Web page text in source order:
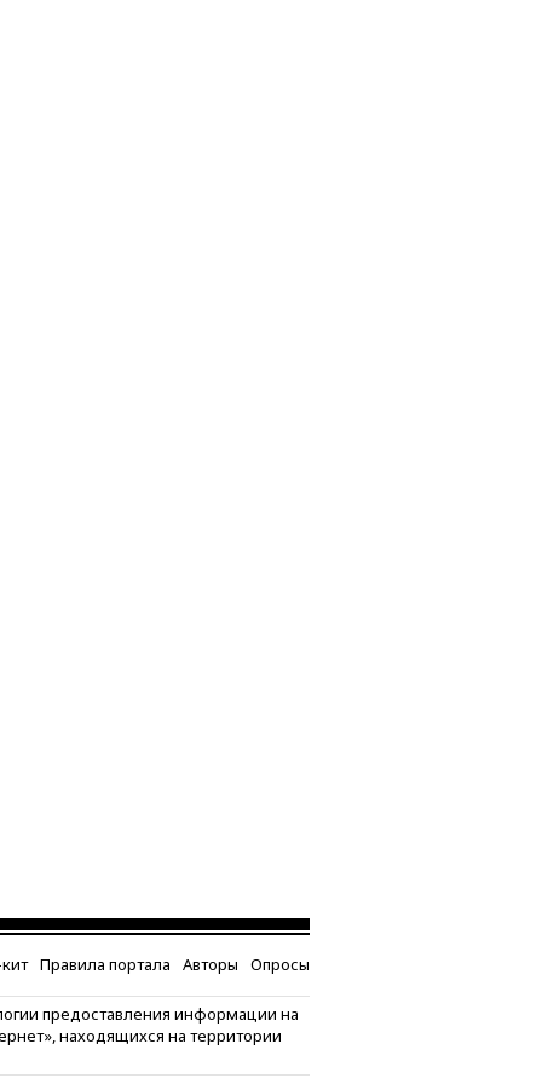
Правила портала Авторы Опросы
предоставления информации на
находящихся на территории